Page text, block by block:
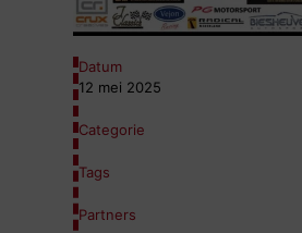
Datum
12 mei 2025
Categorie
Tags
Partners